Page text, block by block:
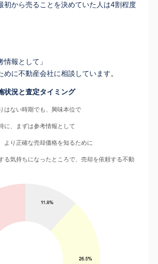
初から売ることを決めていた人は4割程度
情報として」
に不動産会社に相談しています。
状況と査定タイミング
はない時期でも、興味本位で
に、まずは参考情報として
より正確な売却価格を知るために
る気持ちになったところで、売却を依頼する不動